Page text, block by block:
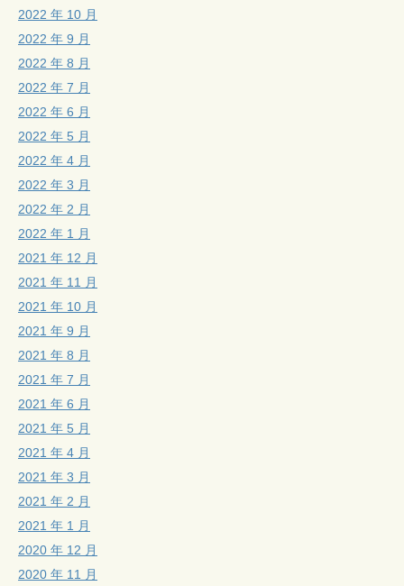
2022 年 10 月
2022 年 9 月
2022 年 8 月
2022 年 7 月
2022 年 6 月
2022 年 5 月
2022 年 4 月
2022 年 3 月
2022 年 2 月
2022 年 1 月
2021 年 12 月
2021 年 11 月
2021 年 10 月
2021 年 9 月
2021 年 8 月
2021 年 7 月
2021 年 6 月
2021 年 5 月
2021 年 4 月
2021 年 3 月
2021 年 2 月
2021 年 1 月
2020 年 12 月
2020 年 11 月